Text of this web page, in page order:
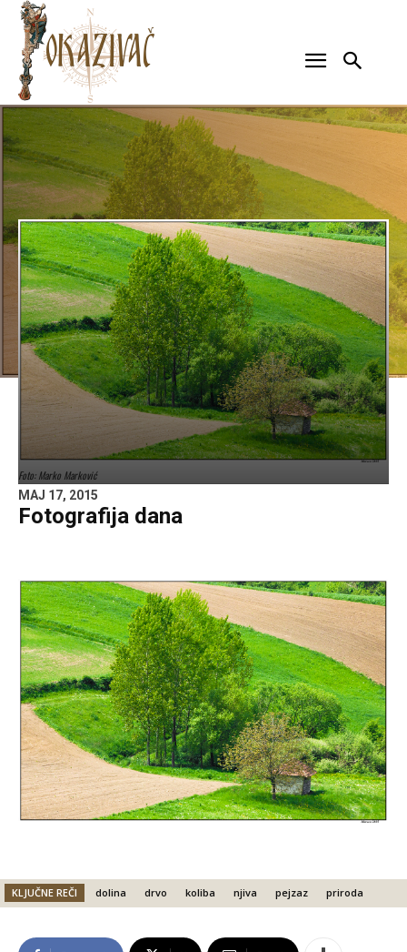
Foto: Marko Marković
MAJ 17, 2015
Fotografija dana
KLJUČNE REČI dolina drvo koliba njiva pejzaz priroda